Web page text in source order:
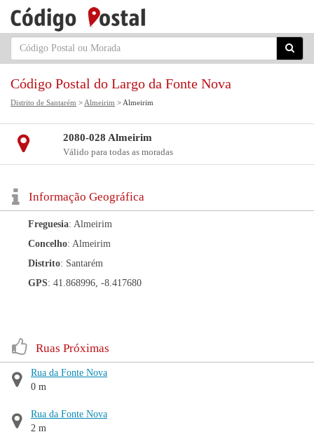
Código Postal do Largo da Fonte Nova
Distrito de Santarém > Almeirim > Almeirim
2080-028 Almeirim
Válido para todas as moradas
Informação Geográfica
Freguesia: Almeirim
Concelho: Almeirim
Distrito: Santarém
GPS: 41.868996, -8.417680
Ruas Próximas
Rua da Fonte Nova
0 m
Rua da Fonte Nova
2 m